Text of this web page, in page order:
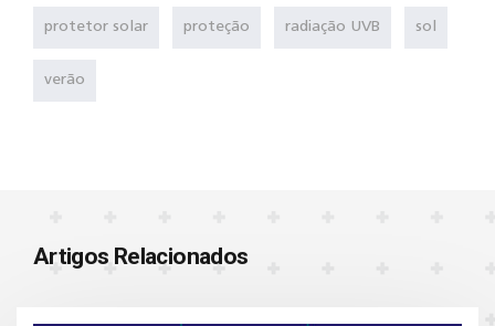
protetor solar proteção radiação UVB sol
verão
Artigos Relacionados